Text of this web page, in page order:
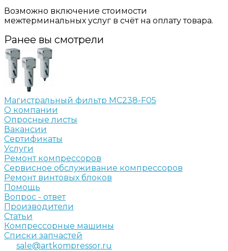
Возможно включение стоимости
межтерминальных услуг в счёт на оплату товара.
Ранее вы смотрели
Магистральный фильтр MC238-F05
О компании
Опросные листы
Вакансии
Сертификаты
Услуги
Ремонт компрессоров
Сервисное обслуживание компрессоров
Ремонт винтовых блоков
Помощь
Вопрос - ответ
Производители
Статьи
Компрессорные машины
Списки запчастей
sale@artkompressor.ru